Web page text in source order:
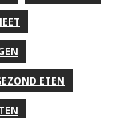
ETEN